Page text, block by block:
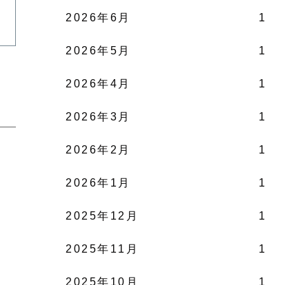
2026年6月 1
2026年5月 1
2026年4月 1
2026年3月 1
2026年2月 1
2026年1月 1
2025年12月 1
2025年11月 1
2025年10月 1